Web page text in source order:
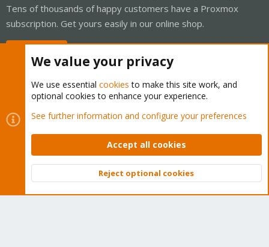
Tens of thousands of happy customers have a Proxmox
subscription. Get yours easily in our online shop.
Cookies
Proxmox Support Forum - Light Mode
Contact us
Terms and rules Privacy policy Help Home
Community platform by XenForo © 2010-2026 XenForo Ltd.
Top
We value your privacy
We use essential cookies to make this site work, and
optional cookies to enhance your experience.
See further information and configure your preferences
Accept all cookies
Reject optional cookies